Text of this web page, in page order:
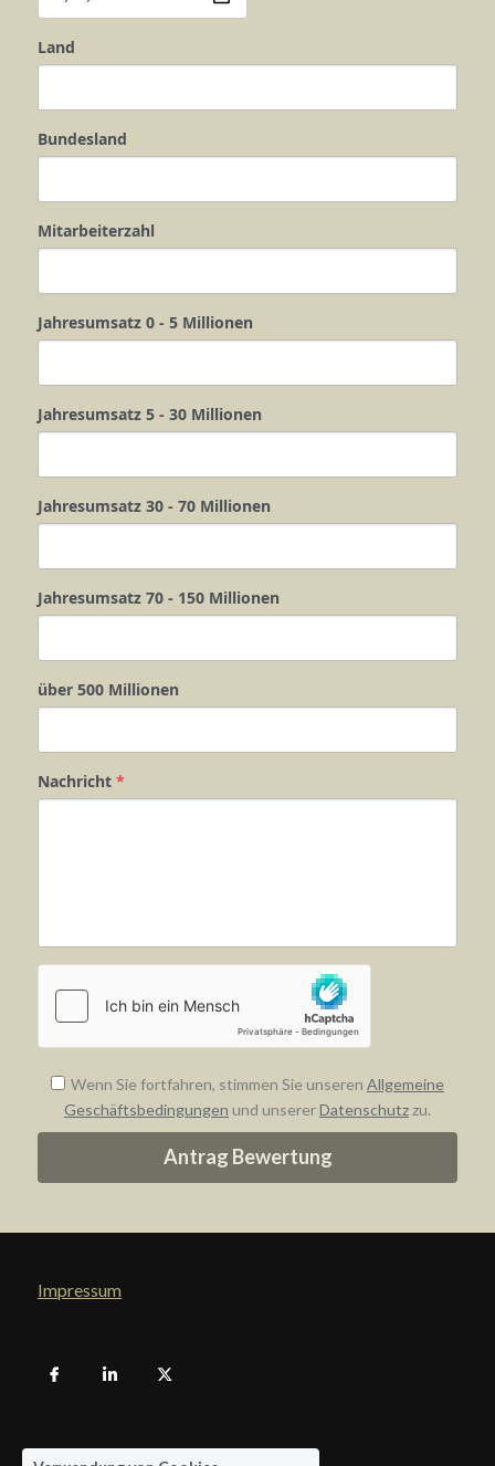
Land
Bundesland
Mitarbeiterzahl
Jahresumsatz 0 - 5 Millionen
Jahresumsatz 5 - 30 Millionen
Jahresumsatz 30 - 70 Millionen
Jahresumsatz 70 - 150 Millionen
über 500 Millionen
Nachricht *
Wenn Sie fortfahren, stimmen Sie unseren Allgemeine
Geschäftsbedingungen und unsererDatenschutzzu.
Antrag Bewertung
Impressum